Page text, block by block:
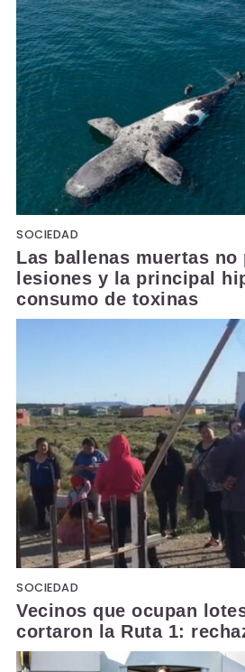
SOCIEDAD
Las ballenas muertas no
lesiones y la principal
consumo de toxinas
SOCIEDAD
Vecinos que ocupan
cortaron la Ruta 1: